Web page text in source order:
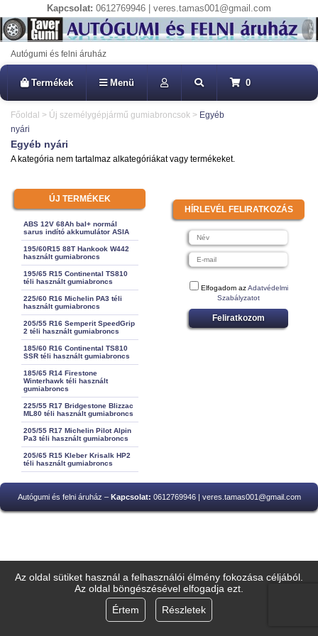
Az oldal sütiket használ a felhasználói élmény fokozása céljából.
Az oldal böngészésével elfogadja ezt.
Értem
Részletek
Kapcsolat: 0612769946 | veres.tamas001@gmail.com
Autógumi és felni áruház
Termékek Menü 0
Főoldal > Új személygépjármű gumiabroncsok > Egyéb
nyári
Egyéb nyári
A kategória nem tartalmaz alkategóriákat vagy termékeket.
ÚJ TERMÉKEK
ABS 12V 68Ah bal+ normál
sarus indító akkumulátor ASIA
195/60R15 88T Hankook W442
használt gumiabroncs
195/65 R15 Continental TS810
téli használt gumiabroncs
225/60 R16 Michelin PA3 téli
használt gumiabroncs
205/55 R16 Semperit SpeedGrip
2 téli használt gumiabroncs
185/60 R16 Continental TS810
SSR téli használt gumiabroncs
185/65 R14 Firestone
Winterhawk téli használt
gumiabroncs
225/55 R17 Bridgestone Blizzac
ML80 téli használt gumiabroncs
205/55 R17 Michelin Pilot Alpin
Pa3 téli használt gumiabroncs
205/65 R15 Kleber Krisalk HP2
téli használt gumiabroncs
HÍRLEVÉL FELIRATKOZÁS
Elfogadom azAdatvédelmi
Szabályzatot
Feliratkozom
Autógumi és felni áruház – Kapcsolat: 0612769946 | veres.tamas001@gmail.com